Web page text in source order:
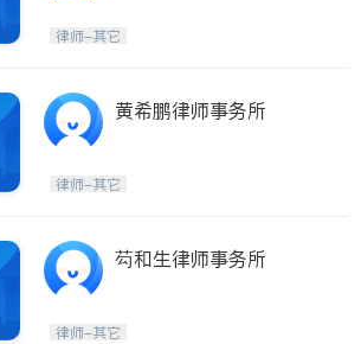
律师-其它
黄希鹏律师事务所
律师-其它
芶和生律师事务所
律师-其它